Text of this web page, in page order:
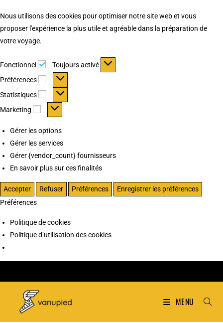
Nous utilisons des cookies pour optimiser notre site web et vous
proposer l'expérience la plus utile et agréable dans la préparation de
votre voyage.
Fonctionnel Fonctionnel
Toujours activé
Préférences
Préférences
Statistiques Statistiques
Marketing Marketing
Gérer les options
Gérer les services
Gérer {vendor_count} fournisseurs
En savoir plus sur ces finalités
Accepter Refuser Préférences
Enregistrer les préférences
Préférences
Politique de cookies
Politique d’utilisation des cookies
MENU